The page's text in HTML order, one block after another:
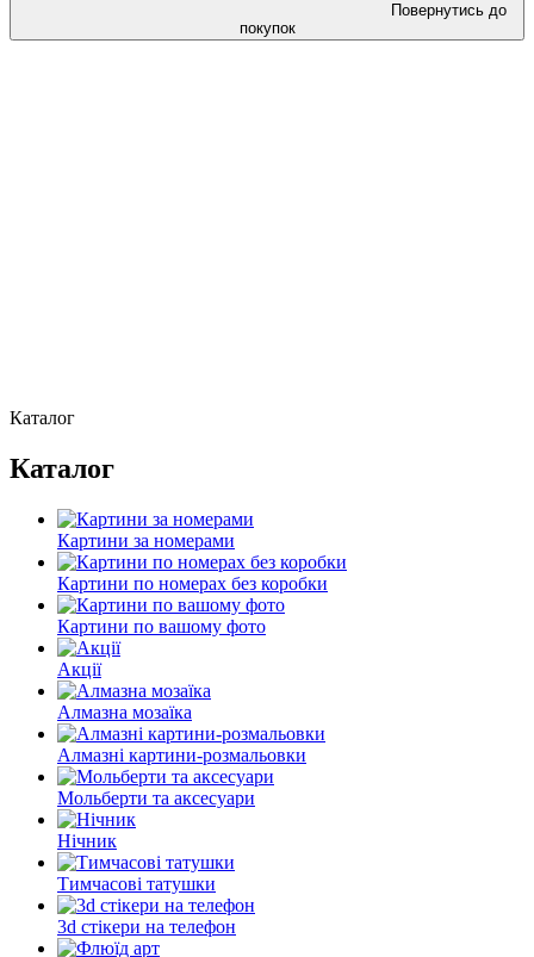
Повернутись до
покупок
Каталог
Каталог
Картини за номерами
Картини по номерах без коробки
Картини по вашому фото
Акції
Алмазна мозаїка
Алмазні картини-розмальовки
Мольберти та аксесуари
Нічник
Тимчасові татушки
3d стікери на телефон